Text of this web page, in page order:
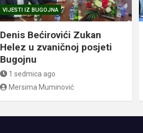
VIJESTI IZ BUGOJNA
Denis Bećirovići Zukan
Helez u zvaničnoj posjeti
Bugojnu
1 sedmica ago
Mersima Muminović